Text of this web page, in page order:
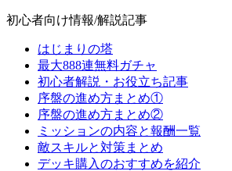
初心者向け情報/解説記事
はじまりの塔
最大888連無料ガチャ
初心者解説・お役立ち記事
序盤の進め方まとめ①
序盤の進め方まとめ②
ミッションの内容と報酬一覧
敵スキルと対策まとめ
デッキ購入のおすすめを紹介